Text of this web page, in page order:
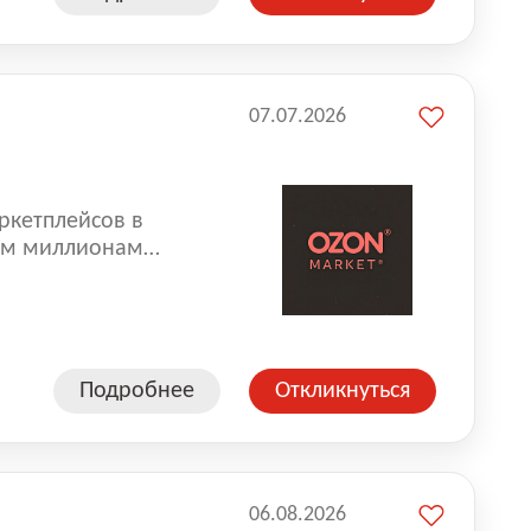
в
миллионам
сети, где
Ozon
Подробнее
07.07.2026
Откликнуться
06.08.2026